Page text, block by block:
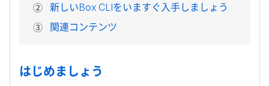
新しいBox CLIをいますぐ入手しましょう
関連コンテンツ
はじめましょう